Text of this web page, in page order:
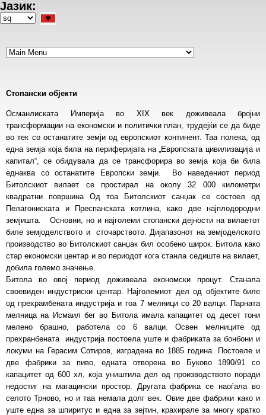
Skip
to
Јазик:
Select
Стопански објекти
Османлиската Империја во XIX век доживеала бројни
трансформации на економски и политички план, трудејќи се да биде
во тек со останатите земји од европскиот континент. Таа полека, од
една земја која била на периферијата на „Европската цивилизација и
капитал“, се обидувала да се трансфорира во земја која би била
еднаква со останатите Европски земји. Во наведениот период
Битолскиот вилает се простирал на околу 32 000 километри
квадратни површина Од тоа Битолскиот санџак се состоел од
Пелагониската и Преспанската котлина, како две најплодородни
земјишта. Основни, но и најголеми стопански дејности на вилаетот
биле земјоделството и сточарството. Дијапазонот на земјоделското
производство во Битолскиот санџак бил особено широк. Битола како
стар економски центар и во периодот кога станла седиште на вилает,
добила големо значење.
Битола во овој период доживеала економски процут. Станала
своевиден индустриски центар. Најголемиот дел од објектите биле
од прехрамбената индустрија и тоа 7 мелници со 20 валци. Парната
мелница на Исмаил бег во Битола имала капацитет од десет тони
мелено брашно, работела со 6 валци. Освен мелниците од
прехранбената индустрија постоела уште и фабриката за бонбони и
локуми на Герасим Сотиров, изградена во 1885 година. Постоеле и
две фабрики за пиво, едната отворена во Буково 1890/91 со
капацитет од 600 хл, која уништила дел од производството поради
недостиг на магацински простор. Другата фабрика се наоѓала во
селото Трново, но и таа немала долг век. Овие две фабрики како и
уште една за шпиритус и една за зејтин, крахирале за многу кратко